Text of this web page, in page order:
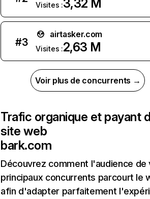
Visites :3,32 M
#3
airtasker.com
Visites :2,63 M
Voir plus de concurrents →
Trafic organique et payant
site web
bark.com
Découvrez comment l'audience de
principaux concurrents parcourt le
afin d'adapter parfaitement